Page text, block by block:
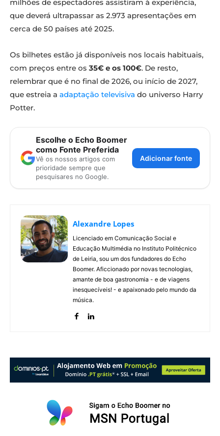
milhões de espectadores assistiram à experiência,
que deverá ultrapassar as 2.973 apresentações em
cerca de 50 países até 2025.
Os bilhetes estão já disponíveis nos locais habituais,
com preços entre os 35€ e os 100€. De resto,
relembrar que é no final de 2026, ou início de 2027,
que estreia a adaptação televisiva do universo Harry
Potter.
Escolhe o Echo Boomer
como Fonte Preferida
Vê os nossos artigos com
prioridade sempre que
pesquisares no Google.
Adicionar fonte
Alexandre Lopes
Licenciado em Comunicação Social e
Educação Multimédia no Instituto Politécnico
de Leiria, sou um dos fundadores do Echo
Boomer. Aficcionado por novas tecnologias,
amante de boa gastronomia - e de viagens
inesquecíveis! - e apaixonado pelo mundo da
música.